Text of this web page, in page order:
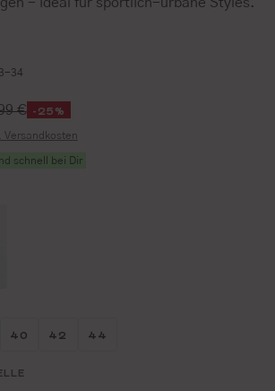
34
€ -25%
Versandkosten
schnell bei Dir
wählen
Größe wählen
40 Größe wählen
42 Größe wählen
44